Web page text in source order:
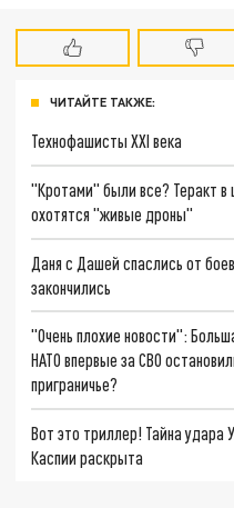
ЧИТАЙТЕ ТАКЖЕ:
Технофашисты XXI века
"Кротами" были все? Теракт в
охотятся "живые дроны"
Даня с Дашей спаслись от
закончились
"Очень плохие новости":
НАТО впервые за СВО
приграничье?
Вот это триллер! Тайна удара
Каспии раскрыта